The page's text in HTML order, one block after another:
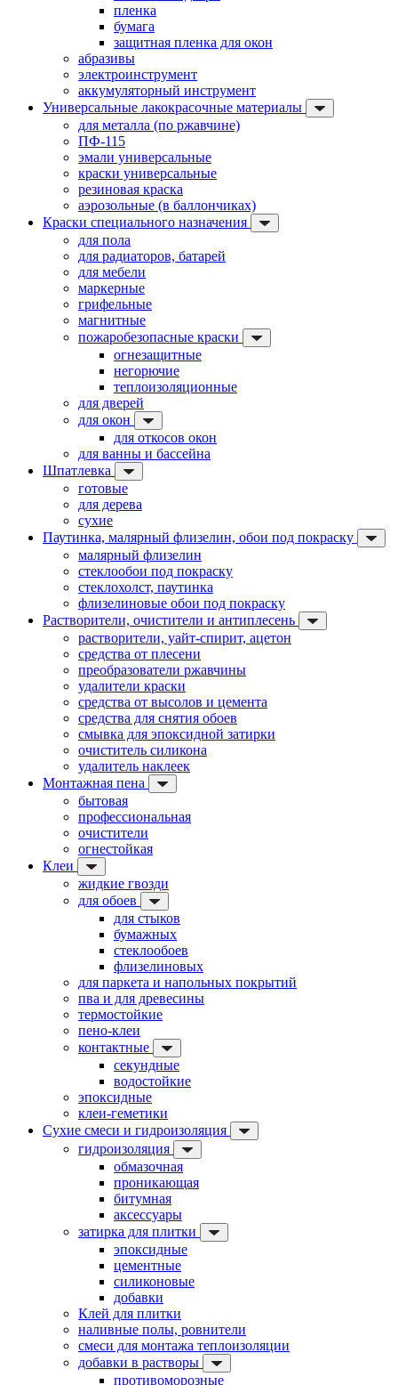
пленка
бумага
защитная пленка для окон
абразивы
электроинструмент
аккумуляторный инструмент
Универсальные лакокрасочные материалы
для металла (по ржавчине)
ПФ-115
эмали универсальные
краски универсальные
резиновая краска
аэрозольные (в баллончиках)
Краски специального назначения
для пола
для радиаторов, батарей
для мебели
маркерные
грифельные
магнитные
пожаробезопасные краски
огнезащитные
негорючие
теплоизоляционные
для дверей
для окон
для откосов окон
для ванны и бассейна
Шпатлевка
готовые
для дерева
сухие
Паутинка, малярный флизелин, обои под покраску
малярный флизелин
стеклообои под покраску
стеклохолст, паутинка
флизелиновые обои под покраску
Растворители, очистители и антиплесень
растворители, уайт-спирит, ацетон
средства от плесени
преобразователи ржавчины
удалители краски
средства от высолов и цемента
средства для снятия обоев
смывка для эпоксидной затирки
очиститель силикона
удалитель наклеек
Монтажная пена
бытовая
профессиональная
очистители
огнестойкая
Клеи
жидкие гвозди
для обоев
для стыков
бумажных
стеклообоев
флизелиновых
для паркета и напольных покрытий
пва и для древесины
термостойкие
пено-клеи
контактные
секундные
водостойкие
эпоксидные
клеи-геметики
Сухие смеси и гидроизоляция
гидроизоляция
обмазочная
проникающая
битумная
аксессуары
затирка для плитки
эпоксидные
цементные
силиконовые
добавки
Клей для плитки
наливные полы, ровнители
смеси для монтажа теплоизоляции
добавки в растворы
противоморозные